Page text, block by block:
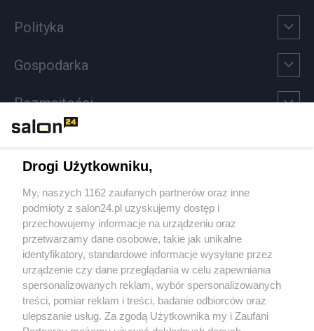
Polityka
Gospodarka
Rozmaitości
Sport
Społeczeństwo
Kultura
X Facebook Instagram Youtube
Drogi Użytkowniku,
My, naszych 1162 zaufanych partnerów oraz inne
podmioty z salon24.pl uzyskujemy dostęp i
przechowujemy informacje na urządzeniu oraz
przetwarzamy dane osobowe, takie jak unikalne
identyfikatory, standardowe informacje wysyłane przez
urządzenie czy dane przeglądania w celu zapewniania
spersonalizowanych reklam, wybór spersonalizowanych
treści, pomiar reklam i treści, badanie odbiorców oraz
ulepszanie usług. Za zgodą Użytkownika my i Zaufani